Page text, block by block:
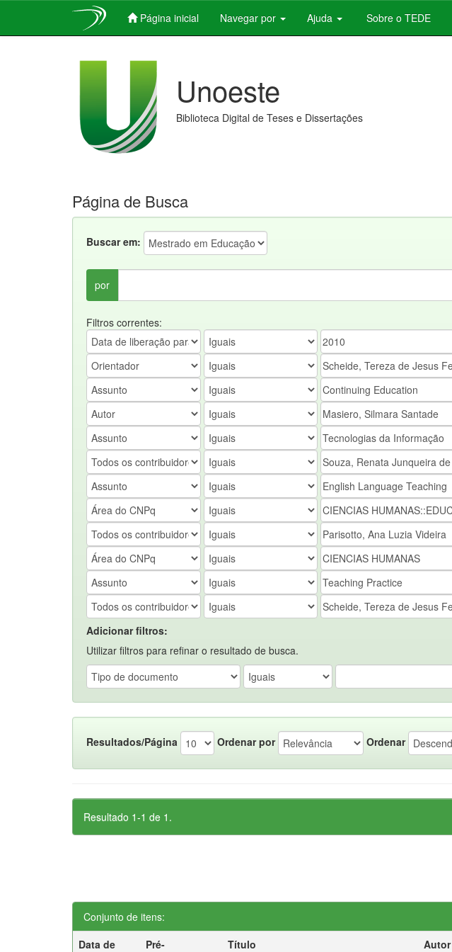
Página inicial Navegar por Ajuda Sobre o TEDE
Unoeste
Biblioteca Digital de Teses e Dissertações
Página de Busca
Buscar em:
por
Filtros correntes:
Adicionar filtros:
Utilizar filtros para refinar o resultado de busca.
Resultados/Página Ordenar por Ordenar
Resultado 1-1 de 1.
Conjunto de itens:
Data de
Pré-
Título Autor